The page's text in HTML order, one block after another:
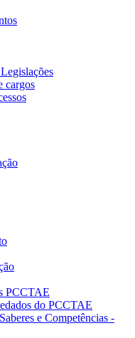
cargos
PCCTAE
do PCCTAE
e Competências -